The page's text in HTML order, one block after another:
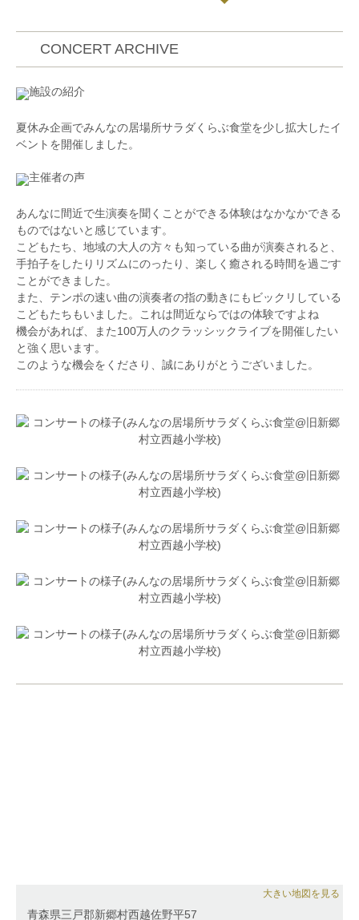
第44回八戸市民フィルハーモニー交響楽団定期演奏
ヴァイオリンを高橋良之、福山康子、高橋めぐみ、川
ーヤン、ゲルノート・ヴィニッシュホーファー、瀬戸
瑶子の各氏に、室内楽をルカ・モンティ、デニス・ベ
現在、100万人のクラシックライブのアーティストと
インフィニート・コラルコ弦楽合奏団メンバー、八戸
聖ウルスラ学院音楽研究部ヴァイオリン講師、八戸ジ
ュニア・オーケストラ専任弦楽指導者。
い翼コンサート（伴奏）、春を呼ぶコンサート（合
奏）、八戸聖ウルスラ学院音楽研究部70周年記念コン
戸市の自宅にてピアノ教室主宰。
部会員。
CONCERT ARCHIVE
施設の紹介
夏休み企画でみんなの居場所サラダくらぶ食堂を少し拡大したイ
ベントを開催しました。
主催者の声
あんなに間近で生演奏を聞くことができる体験はなかなかできる
ものではないと感じています。
こどもたち、地域の大人の方々も知っている曲が演奏されると、
手拍子をしたりリズムにのったり、楽しく癒される時間を過ごす
ことができました。
また、テンポの速い曲の演奏者の指の動きにもビックリしている
こどもたちもいました。これは間近ならではの体験ですよね
機会があれば、また100万人のクラッシックライブを開催したい
と強く思います。
このような機会をくださり、誠にありがとうございました。
大きい地図を見る
青森県三戸郡新郷村西越佐野平57